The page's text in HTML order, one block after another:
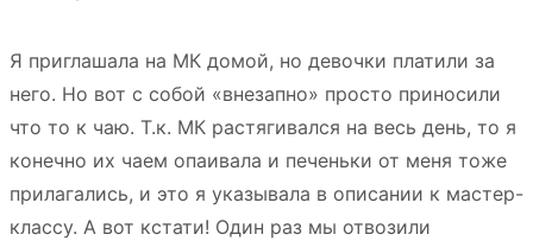
Я приглашала на МК домой, но девочки платили за
него. Но вот с собой «внезапно» просто приносили
что то к чаю. Т.к. МК растягивался на весь день, то я
конечно их чаем опаивала и печеньки от меня тоже
прилагались, и это я указывала в описании к мастер-
классу. А вот кстати! Один раз мы отвозили